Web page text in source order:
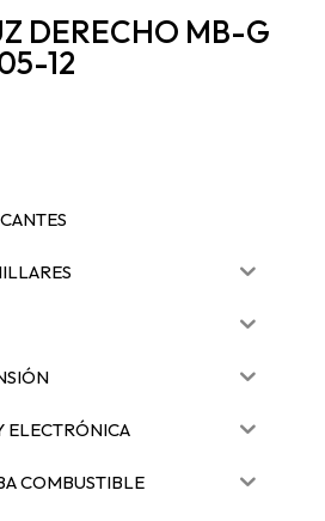
DERECHO MB-G
12
ELECTRÓNICA
COMBUSTIBLE